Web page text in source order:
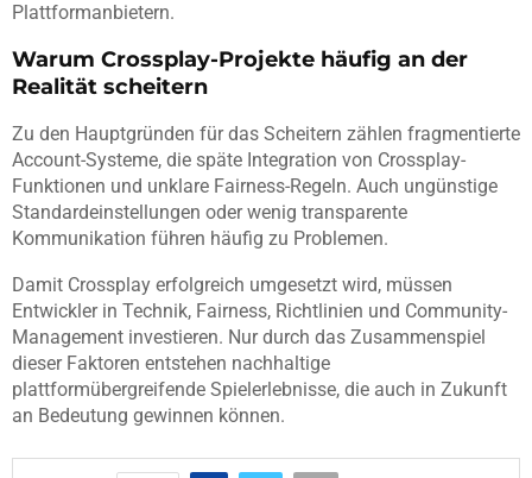
Plattformanbietern.
Warum Crossplay-Projekte häufig an der
Realität scheitern
Zu den Hauptgründen für das Scheitern zählen fragmentierte
Account-Systeme, die späte Integration von Crossplay-
Funktionen und unklare Fairness-Regeln. Auch ungünstige
Standardeinstellungen oder wenig transparente
Kommunikation führen häufig zu Problemen.
Damit Crossplay erfolgreich umgesetzt wird, müssen
Entwickler in Technik, Fairness, Richtlinien und Community-
Management investieren. Nur durch das Zusammenspiel
dieser Faktoren entstehen nachhaltige
plattformübergreifende Spielerlebnisse, die auch in Zukunft
an Bedeutung gewinnen können.